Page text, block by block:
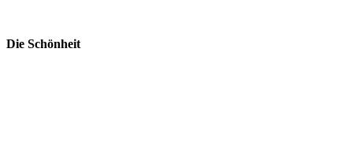
Die Schönheit